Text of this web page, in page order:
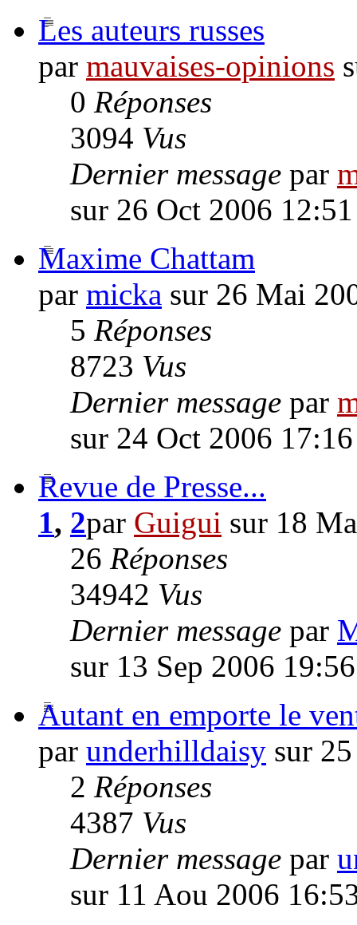
Les auteurs russes
par mauvaises-opinions
0 Réponses
3094 Vus
Dernier message par
sur 26 Oct 2006 12:51
Maxime Chattam
par micka sur 26 Mai
5 Réponses
8723 Vus
Dernier message par
sur 24 Oct 2006 17:16
Revue de Presse...
1, 2par Guigui sur 18
26 Réponses
34942 Vus
Dernier message par
sur 13 Sep 2006 19:56
Autant en emporte le
par underhilldaisy sur
2 Réponses
4387 Vus
Dernier message par
sur 11 Aou 2006